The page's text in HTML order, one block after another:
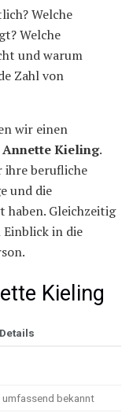
Welche
Welche
und warum
Zahl von
wir einen
Annette Kieling.
ihre berufliche
und die
haben. Gleichzeitig
in die
Kieling
Details
bekannt